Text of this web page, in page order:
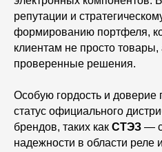
репутации и
формированию портфеля,
клиентам не просто
проверенные решения.
Особую гордость и доверие
статус официального
брендов, таких как СТЭЗ —
надежности в области реле